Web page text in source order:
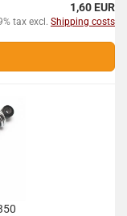
1,60 EUR
tax excl. Shipping costs